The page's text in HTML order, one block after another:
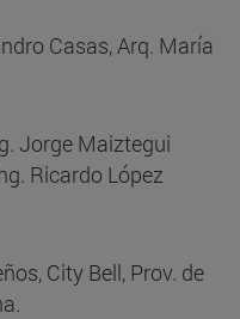
Casas, Arq. María
Jorge Maiztegui
Ricardo López
City Bell, Prov. de